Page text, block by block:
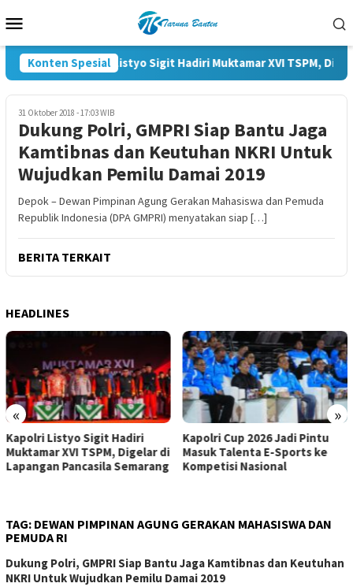
ke
Mobile
Konten Spesial
Kapolri Listyo Sigit Hadiri Muktamar XVI TSPM, Digelar
31 Oktober 2018 - 17:03 WIB
Dukung Polri, GMPRI Siap Bantu Jaga
Kamtibnas dan Keutuhan NKRI Untuk
Wujudkan Pemilu Damai 2019
Depok – Dewan Pimpinan Agung Gerakan Mahasiswa dan Pemuda
Republik Indonesia (DPA GMPRI) menyatakan siap […]
BERITA TERKAIT
HEADLINES
« »
Kapolri Listyo Sigit Hadiri
Muktamar XVI TSPM, Digelar di
Lapangan Pancasila Semarang
Kapolri Cup 2026 Jadi Pintu
Masuk Talenta E-Sports ke
Kompetisi Nasional
TAG: DEWAN PIMPINAN AGUNG GERAKAN MAHASISWA DAN
PEMUDA RI
Dukung Polri, GMPRI Siap Bantu Jaga Kamtibnas dan Keutuhan
NKRI Untuk Wujudkan Pemilu Damai 2019